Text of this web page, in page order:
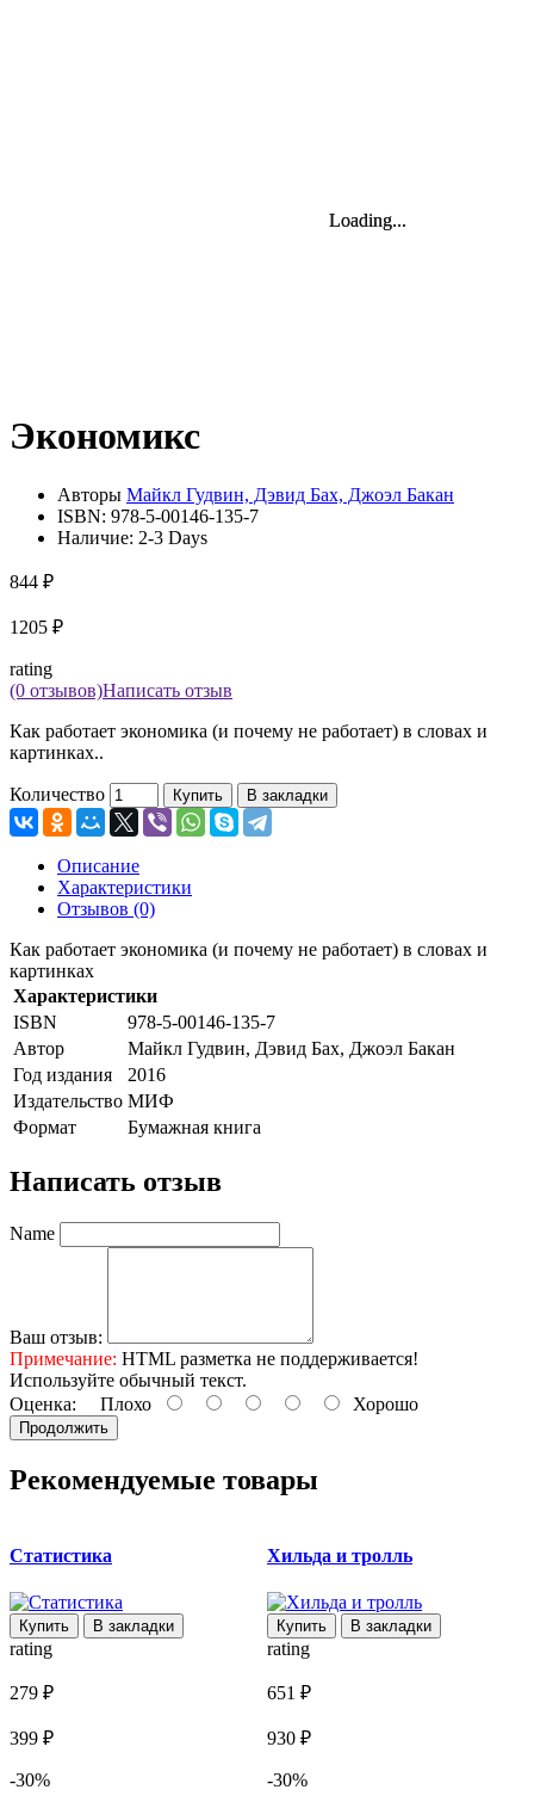
Loading...
Loading...
Loading...
Loading...
Экономикс
Авторы Майкл Гудвин, Дэвид Бах, Джоэл Бакан
ISBN: 978-5-00146-135-7
Наличие: 2-3 Days
844 ₽
1205 ₽
rating
(0 отзывов)Написать отзыв
Как работает экономика (и почему не работает) в словах и
картинках..
Количество Купить В закладки
Описание
Характеристики
Отзывов (0)
Как работает экономика (и почему не работает) в словах и
картинках
Характеристики
ISBN
978-5-00146-135-7
Автор
Майкл Гудвин, Дэвид Бах, Джоэл Бакан
Год издания
2016
Издательство МИФ
Формат
Бумажная книга
Написать отзыв
Name
Ваш отзыв:
Примечание: HTML разметка не поддерживается!
Используйте обычный текст.
Оценка: Плохо Хорошо
Продолжить
Рекомендуемые товары
Статистика
Купить В закладки
rating
279 ₽
399 ₽
-30%
Хильда и тролль
Купить В закладки
rating
651 ₽
930 ₽
-30%